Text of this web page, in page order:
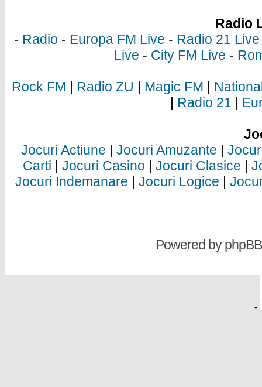
Radio
- Radio - Europa FM Live - Radio 21 Live
Live - City FM Live -
Rock FM | Radio ZU | Magic FM |
| Radio 21 |
Jocuri Actiune | Jocuri Amuzante |
Carti | Jocuri Casino | Jocuri Clasice |
Jocuri Indemanare | Jocuri Logice |
Powered byphpBB
-